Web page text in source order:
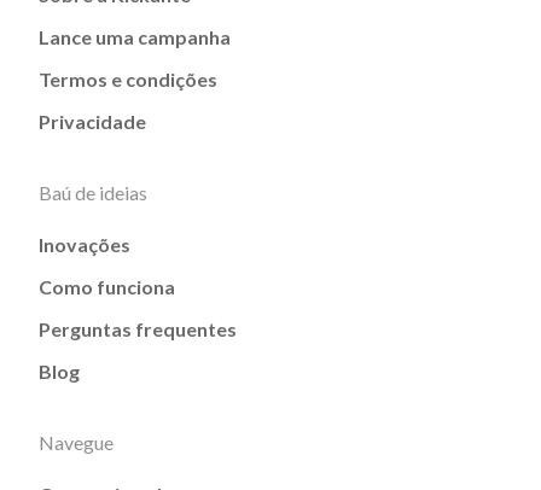
Lance uma campanha
Termos e condições
Privacidade
Baú de ideias
Inovações
Como funciona
Perguntas frequentes
Blog
Navegue